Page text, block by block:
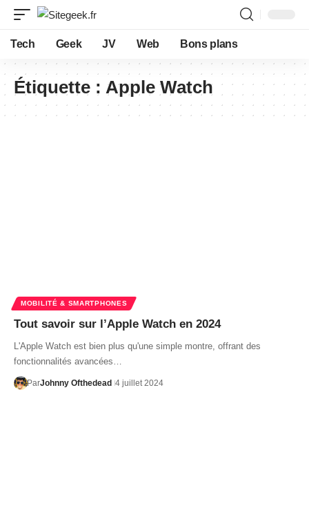
Tech Geek JV Web Bons plans
Étiquette : Apple Watch
MOBILITÉ & SMARTPHONES
Tout savoir sur l’Apple Watch en 2024
L'Apple Watch est bien plus qu'une simple montre, offrant des
fonctionnalités avancées…
ParJohnny Ofthedead 4 juillet 2024